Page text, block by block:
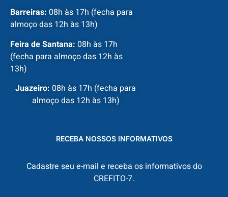
Barreiras: 08h às 17h (fecha para
almoço das 12h às 13h)
Feira de Santana: 08h às 17h
(fecha para almoço das 12h às
13h)
Juazeiro: 08h às 17h (fecha para
almoço das 12h às 13h)
RECEBA NOSSOS INFORMATIVOS
Cadastre seu e-mail e receba os informativos do
CREFITO-7.